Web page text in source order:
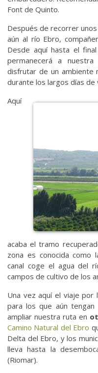
Font de Quinto.
Después de recorrer
aún al río Ebro,
Desde aquí hasta el
permanecerá a
disfrutar de un ambiente
durante los largos días de
Aquí
acaba el tramo
zona es conocida como
canal coge el agua del
campos de cultivo de los
Una vez aquí el viaje por
para los que aún
ampliar nuestra ruta en
Camino Natural del Ebro
Delta del Ebro, y los
lleva hasta la
(Riomar).